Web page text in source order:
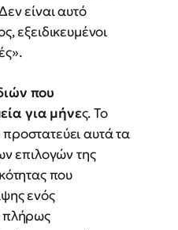
είναι αυτό
εξειδικευμένοι
που
για μήνες. Το
αυτά τα
επιλογών της
που
ενός
πλήρως